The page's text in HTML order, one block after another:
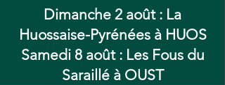
Dimanche 2 août : La
Huossaise-Pyrénées à HUOS
Samedi 8 août : Les Fous du
Saraillé à OUST